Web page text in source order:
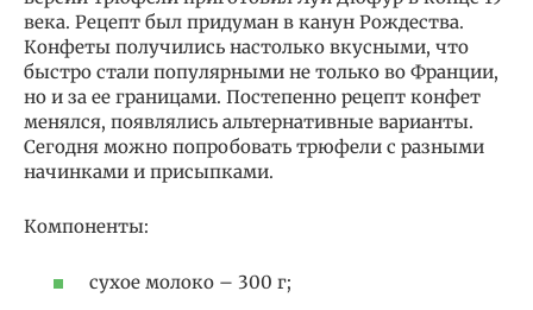
века. Рецепт был придуман в канун Рождества.
Конфеты получились настолько вкусными, что
быстро стали популярными не только во Франции,
но и за ее границами. Постепенно рецепт конфет
менялся, появлялись альтернативные варианты.
Сегодня можно попробовать трюфели с разными
начинками и присыпками.
Компоненты:
сухое молоко – 300 г;